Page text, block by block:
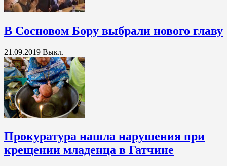
В Сосновом Бору выбрали нового главу
21.09.2019 Выкл.
Прокуратура нашла нарушения при
крещении младенца в Гатчине